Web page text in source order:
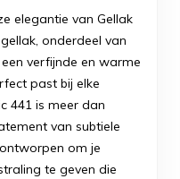
elegantie van Gellak
onderdeel van
verfijnde en warme
past bij elke
441 is meer dan
van subtiele
om je
te geven die